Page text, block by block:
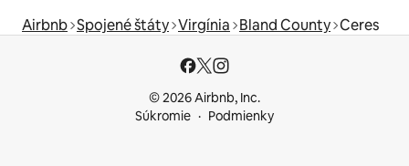
Airbnb Spojené štáty Virgínia Bland County Ceres
© 2026 Airbnb, Inc.
Súkromie
Podmienky